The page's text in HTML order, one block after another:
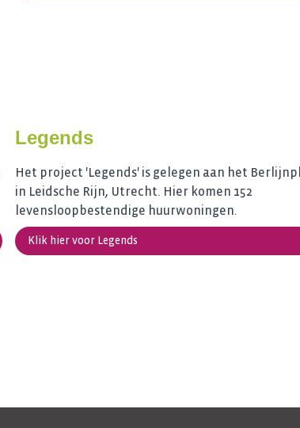
Legends
Het project 'Legends' is gelegen aan het
in Leidsche Rijn, Utrecht. Hier komen 152
levensloopbestendige huurwoningen.
Klik hier voor Legends